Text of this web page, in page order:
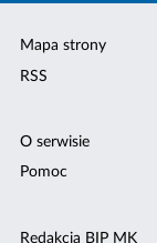
Mapa strony
RSS
O serwisie
Pomoc
Redakcja BIP MK